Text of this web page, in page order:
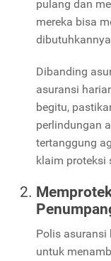
pulang dan
mereka bisa
Dibanding
asuransi
begitu,
perlindungan
tertanggung
klaim proteksi
Polis
untuk